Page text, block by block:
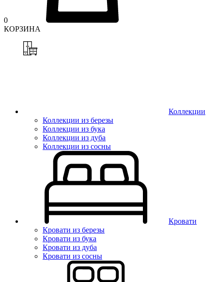
0
КОРЗИНА
Коллекции
Коллекции из березы
Коллекции из бука
Коллекции из дуба
Коллекции из сосны
Кровати
Кровати из березы
Кровати из бука
Кровати из дуба
Кровати из сосны